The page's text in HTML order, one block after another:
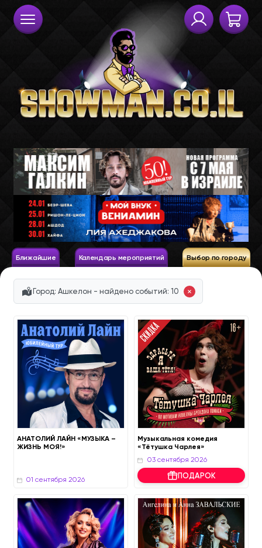
Ближайшие Календарь мероприятий Выбор по городу
Город: Ашкелон - найдено событий: 10
АНАТОЛИЙ ЛАЙН «МУЗЫКА –
ЖИЗНЬ МОЯ!»
Музыкальная комедия
«Тётушка Чарлея»
ПОДАРОК